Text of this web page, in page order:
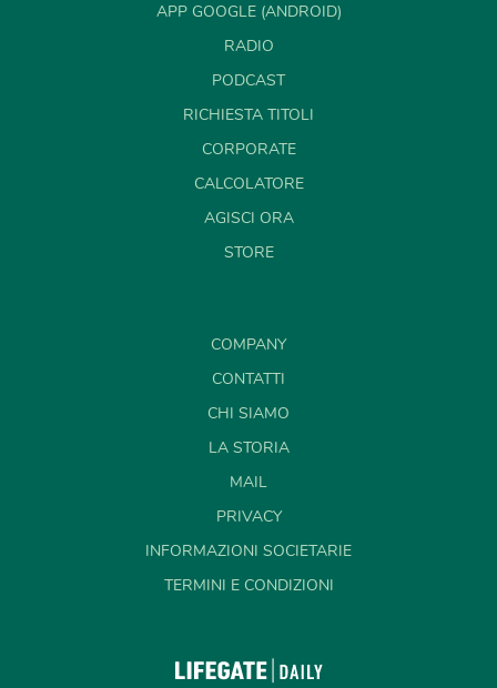
APP GOOGLE (ANDROID)
RADIO
PODCAST
RICHIESTA TITOLI
CORPORATE
CALCOLATORE
AGISCI ORA
STORE
COMPANY
CONTATTI
CHI SIAMO
LA STORIA
MAIL
PRIVACY
INFORMAZIONI SOCIETARIE
TERMINI E CONDIZIONI